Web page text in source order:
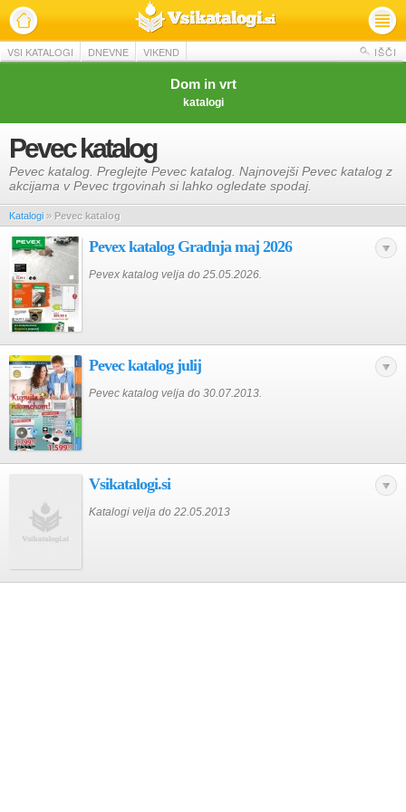
VSI KATALOGI DNEVNE VIKEND IŠČI
Dom in vrt
katalogi
Pevec katalog
Pevec katalog. Preglejte Pevec katalog. Najnovejši Pevec katalog z
akcijama v Pevec trgovinah si lahko ogledate spodaj.
Katalogi » Pevec katalog
Pevex katalog Gradnja maj 2026
Pevex katalog velja do 25.05.2026.
Pevec katalog julij
Pevec katalog velja do 30.07.2013.
Vsikatalogi.si
Katalogi velja do 22.05.2013